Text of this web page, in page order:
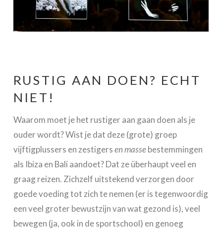
RUSTIG AAN DOEN? ECHT
NIET!
Waarom moet je het rustiger aan gaan doen als je
ouder wordt? Wist je dat deze (grote) groep
vijftigplussers en zestigersen massebestemmingen
als Ibiza en Bali aandoet? Dat ze überhaupt veel en
graag reizen. Zichzelf uitstekend verzorgen door
goede voeding tot zich te nemen (er is tegenwoordig
een veel groter bewustzijn van wat gezond is), veel
bewegen (ja, ook in de sportschool) en genoeg